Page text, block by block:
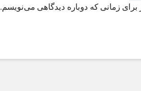
زمانی که دوباره دیدگاهی می‌نویسم.